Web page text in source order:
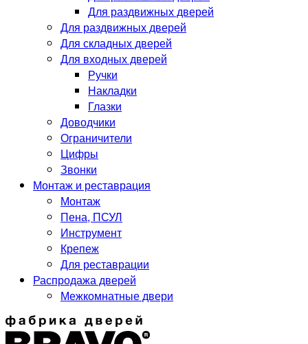
Для раздвижных дверей
Для раздвижных дверей
Для складных дверей
Для входных дверей
Ручки
Накладки
Глазки
Доводчики
Ограничители
Цифры
Звонки
Монтаж и реставрация
Монтаж
Пена, ПСУЛ
Инструмент
Крепеж
Для реставрации
Распродажа дверей
Межкомнатные двери